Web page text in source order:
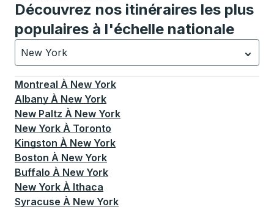
Découvrez nos itinéraires les plus
populaires à l'échelle nationale
New York
Actuellement sélectionné: New York.La sélection est
Montreal À New York
Albany À New York
New Paltz À New York
New York À Toronto
Kingston À New York
Boston À New York
Buffalo À New York
New York À Ithaca
Syracuse À New York